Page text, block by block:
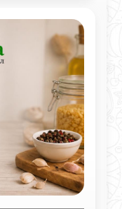
находка
блюда,
кухни.